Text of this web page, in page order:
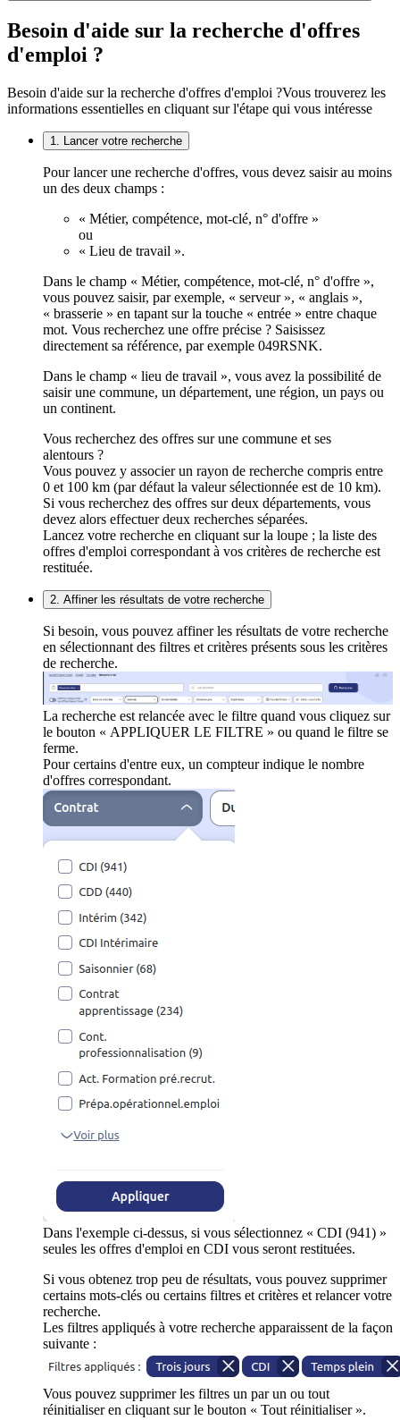
Besoin d'aide sur la recherche d'offres
d'emploi ?
Besoin d'aide sur la recherche d'offres d'emploi ?Vous trouverez les
informations essentielles en cliquant sur l'étape qui vous intéresse
1. Lancer votre recherche
Pour lancer une recherche d'offres, vous devez saisir au moins
un des deux champs :
« Métier, compétence, mot-clé, n° d'offre »
ou
« Lieu de travail ».
Dans le champ « Métier, compétence, mot-clé, n° d'offre »,
vous pouvez saisir, par exemple, « serveur », « anglais »,
« brasserie » en tapant sur la touche « entrée » entre chaque
mot. Vous recherchez une offre précise ? Saisissez
directement sa référence, par exemple 049RSNK.
Dans le champ « lieu de travail », vous avez la possibilité de
saisir une commune, un département, une région, un pays ou
un continent.
Vous recherchez des offres sur une commune et ses
alentours ?
Vous pouvez y associer un rayon de recherche compris entre
0 et 100 km (par défaut la valeur sélectionnée est de 10 km).
Si vous recherchez des offres sur deux départements, vous
devez alors effectuer deux recherches séparées.
Lancez votre recherche en cliquant sur la loupe ; la liste des
offres d'emploi correspondant à vos critères de recherche est
restituée.
2. Affiner les résultats de votre recherche
Si besoin, vous pouvez affiner les résultats de votre recherche
en sélectionnant des filtres et critères présents sous les critères
de recherche.
La recherche est relancée avec le filtre quand vous cliquez sur
le bouton « APPLIQUER LE FILTRE » ou quand le filtre se
ferme.
Pour certains d'entre eux, un compteur indique le nombre
d'offres correspondant.
Dans l'exemple ci-dessus, si vous sélectionnez « CDI (941) »
seules les offres d'emploi en CDI vous seront restituées.
Si vous obtenez trop peu de résultats, vous pouvez supprimer
certains mots-clés ou certains filtres et critères et relancer votre
recherche.
Les filtres appliqués à votre recherche apparaissent de la façon
suivante :
Vous pouvez supprimer les filtres un par un ou tout
réinitialiser en cliquant sur le bouton « Tout réinitialiser ».